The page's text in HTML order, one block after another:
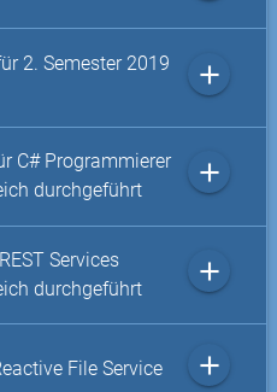
2. Semester 2019
add
C# Programmierer
durchgeführt
add
Services
durchgeführt
add
File Service add